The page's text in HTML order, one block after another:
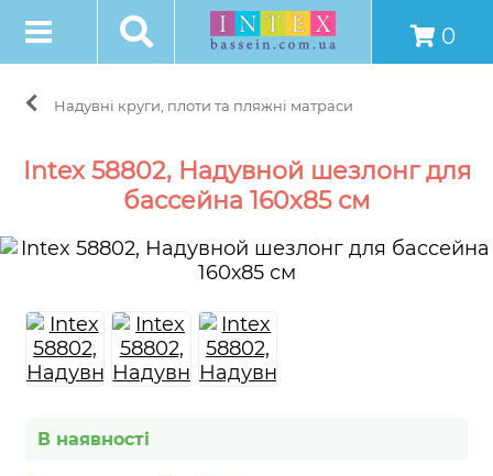
0
Надувні круги, плоти та пляжні матраси
Intex 58802, Надувной шезлонг для
бассейна 160х85 см
В наявності